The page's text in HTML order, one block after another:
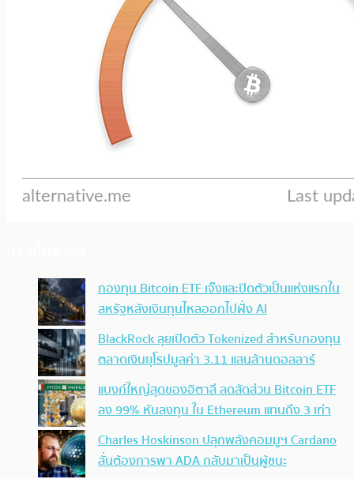
กองทุน Bitcoin ETF เจ๊งและปิดตัวเป็นแห่งแรกใน
สหรัฐหลังเงินทุนไหลออกไปฝั่ง AI
BlackRock ลุยเปิดตัว Tokenized สำหรับกองทุน
ตลาดเงินยุโรปมูลค่า 3.11 แสนล้านดอลลาร์
แบงก์ใหญ่สุดของอิตาลี ลดสัดส่วน Bitcoin ETF
ลง 99% หันลงทุน ใน Ethereum แทนถึง 3 เท่า
Charles Hoskinson ปลุกพลังคอมมูฯ Cardano
ลั่นต้องการพา ADA กลับมาเป็นผู้ชนะ